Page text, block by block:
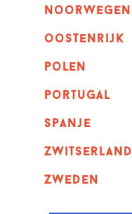
noorwegen
oostenrijk
polen
portugal
spanje
zwitserland
zweden